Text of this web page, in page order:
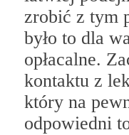
zrobić z tym
było to dla
opłacalne.
kontaktu z
który na
odpowiedni